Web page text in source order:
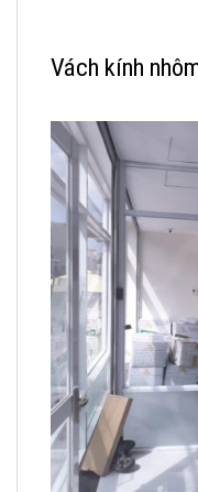
Vách kính